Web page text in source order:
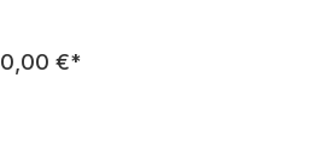
Regulärer Preis:
0,00 €*